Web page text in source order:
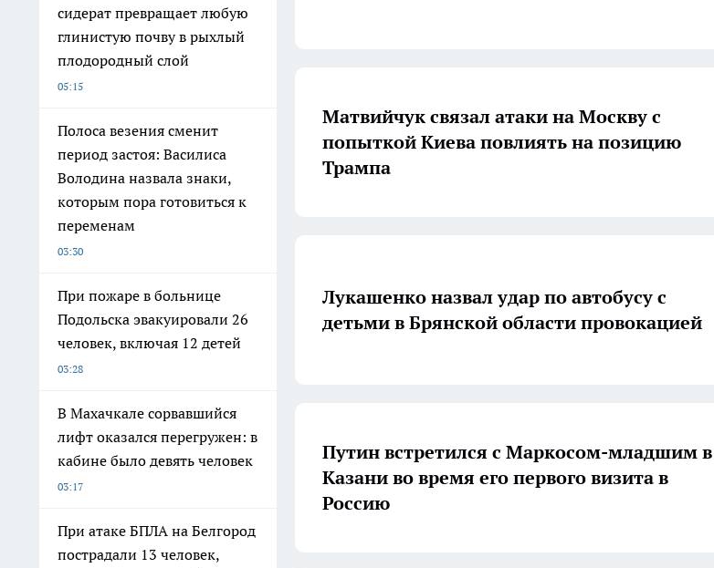
сидерат превращает любую
глинистую почву в рыхлый
плодородный слой
05:15
Полоса везения сменит
период застоя: Василиса
Володина назвала знаки,
которым пора готовиться к
переменам
03:30
При пожаре в больнице
Подольска эвакуировали 26
человек, включая 12 детей
03:28
В Махачкале сорвавшийся
лифт оказался перегружен: в
кабине было девять человек
03:17
При атаке БПЛА на Белгород
пострадали 13 человек,
Матвийчук связал атаки на Москву с
попыткой Киева повлиять на позицию
Трампа
Лукашенко назвал удар по автобусу с
детьми в Брянской области провокацией
Путин встретился с Маркосом-младшим в
Казани во время его первого визита в
Россию